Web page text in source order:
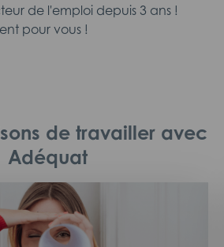
de l'emploi depuis 3 ans !
pour vous !
de travailler avec
Adéquat